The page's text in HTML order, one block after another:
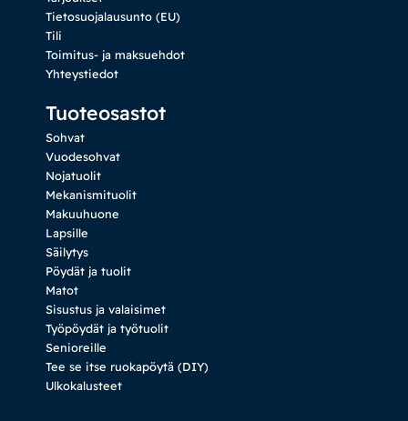
Tietosuojalausunto (EU)
Tili
Toimitus- ja maksuehdot
Yhteystiedot
Tuoteosastot
Sohvat
Vuodesohvat
Nojatuolit
Mekanismituolit
Makuuhuone
Lapsille
Säilytys
Pöydät ja tuolit
Matot
Sisustus ja valaisimet
Työpöydät ja työtuolit
Senioreille
Tee se itse ruokapöytä (DIY)
Ulkokalusteet